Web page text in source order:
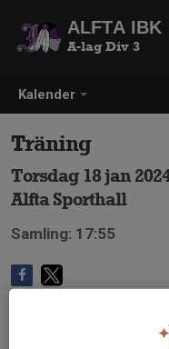
Kalender
ALFTA IBK
A-lag Div 3
Träning
Torsdag 18 jan
Alfta Sporthall
Samling: 17:55